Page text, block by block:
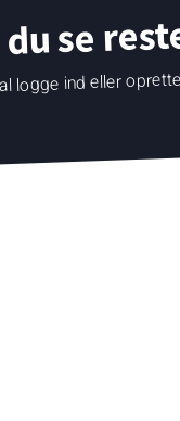
se
logge ind eller